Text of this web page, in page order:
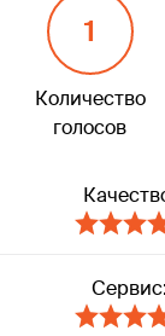
1
Количество
голосов
Сервис: